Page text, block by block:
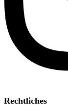
Rechtliches